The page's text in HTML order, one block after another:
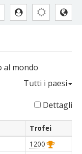
al mondo
Tutti i paesi
Dettagli
Trofei
1200